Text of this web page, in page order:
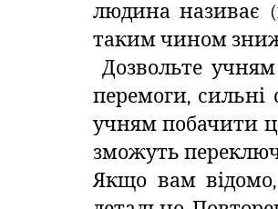
людина називає
таким чином
Дозвольте
перемоги,
учням побачити
зможуть
Якщо вам